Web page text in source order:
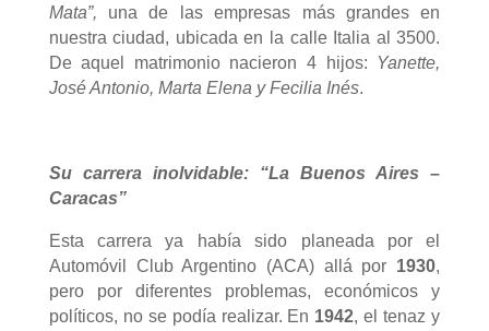
Mata”, una de las empresas más grandes en
nuestra ciudad, ubicada en la calle Italia al 3500.
De aquel matrimonio nacieron 4 hijos:
Yanette,
José Antonio, Marta Elena y Fecilia Inés.
Su carrera inolvidable: “La Buenos Aires –
Caracas”
Esta carrera ya había sido planeada por el
Automóvil Club Argentino (ACA) allá por 1930,
pero por diferentes problemas, económicos y
políticos, no se podía realizar. En 1942, el tenaz y